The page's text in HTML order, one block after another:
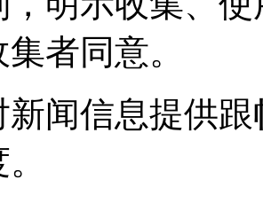
者同意。
新闻信息提供